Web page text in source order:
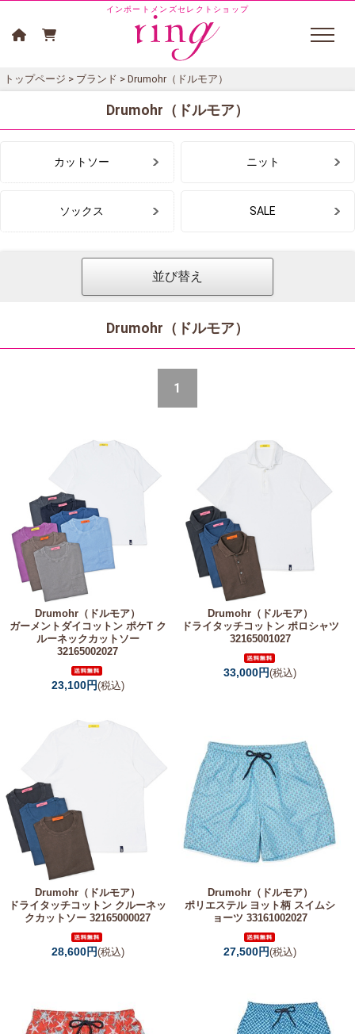
インポートメンズセレクトショップ
トップページ > ブランド > Drumohr（ドルモア）
Drumohr（ドルモア）
カットソー ニット
ソックス SALE
並び替え
Drumohr（ドルモア）
1
Drumohr（ドルモア）
ガーメントダイコットン ポケT ク
ルーネックカットソー
32165002027
23,100円(税込)
Drumohr（ドルモア）
ドライタッチコットン ポロシャツ
32165001027
33,000円(税込)
Drumohr（ドルモア）
ドライタッチコットン クルーネッ
クカットソー 32165000027
28,600円(税込)
Drumohr（ドルモア）
ポリエステル ヨット柄 スイムシ
ョーツ 33161002027
27,500円(税込)